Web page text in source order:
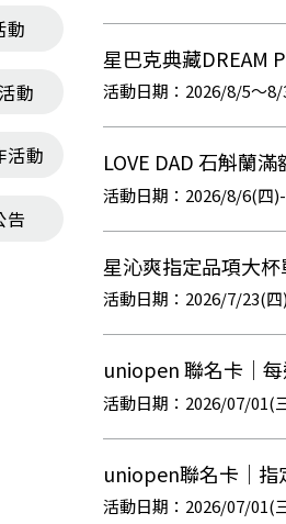
動
動
活動
告
星巴克典藏DREAM
2026/8/5～8/
LOVE DAD 石斛蘭
2026/8/6(四
星沁爽指定品項大
2026/7/23(
uniopen 聯名卡｜
2026/07/01(
uniopen聯名卡｜指
2026/07/01(